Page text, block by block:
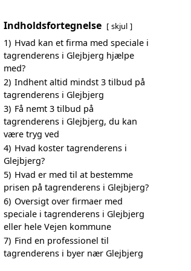
Indholdsfortegnelse skjul
1) Hvad kan et firma med speciale i
tagrenderens i Glejbjerg hjælpe
med?
2) Indhent altid mindst 3 tilbud på
tagrenderens i Glejbjerg
3) Få nemt 3 tilbud på
tagrenderens i Glejbjerg, du kan
være tryg ved
4) Hvad koster tagrenderens i
Glejbjerg?
5) Hvad er med til at bestemme
prisen på tagrenderens i Glejbjerg?
6) Oversigt over firmaer med
speciale i tagrenderens i Glejbjerg
eller hele Vejen kommune
7) Find en professionel til
tagrenderens i byer nær Glejbjerg